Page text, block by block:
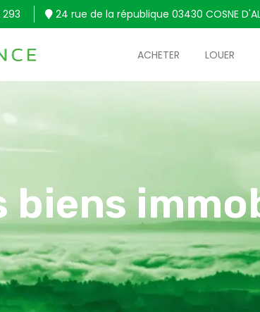
293 24 rue de la république 03430 COSNE
ACHETER LOUER
biens